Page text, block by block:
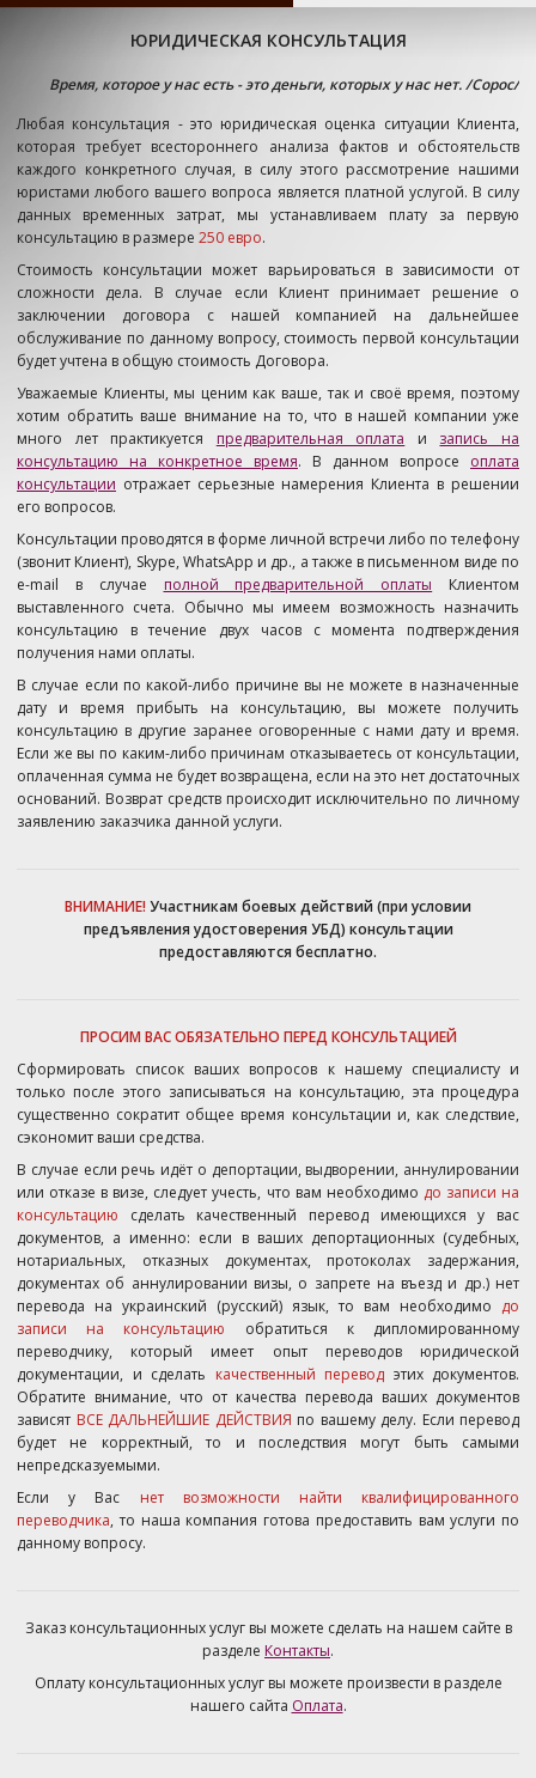
ЮРИДИЧЕСКАЯ КОНСУЛЬТАЦИЯ
Время, которое у нас есть - это деньги, которых у нас нет. /Сорос/
Любая консультация - это юридическая оценка ситуации Клиента,
которая требует всестороннего анализа фактов и обстоятельств
каждого конкретного случая, в силу этого рассмотрение нашими
юристами любого вашего вопроса является платной услугой. В силу
данных временных затрат, мы устанавливаем плату за первую
консультацию в размере 250 евро.
Стоимость консультации может варьироваться в зависимости от
сложности дела. В случае если Клиент принимает решение о
заключении договора с нашей компанией на дальнейшее
обслуживание по данному вопросу, стоимость первой консультации
будет учтена в общую стоимость Договора.
Уважаемые Клиенты, мы ценим как ваше, так и своё время, поэтому
хотим обратить ваше внимание на то, что в нашей компании уже
много лет практикуется предварительная оплата и запись на
консультацию на конкретное время. В данном вопросе оплата
консультации отражает серьезные намерения Клиента в решении
его вопросов.
Консультации проводятся в форме личной встречи либо по телефону
(звонит Клиент), Skype, WhatsApp и др., а также в письменном виде по
e-mail в случае полной предварительной оплаты Клиентом
выставленного счета. Обычно мы имеем возможность назначить
консультацию в течение двух часов с момента подтверждения
получения нами оплаты.
В случае если по какой-либо причине вы не можете в назначенные
дату и время прибыть на консультацию, вы можете получить
консультацию в другие заранее оговоренные с нами дату и время.
Если же вы по каким-либо причинам отказываетесь от консультации,
оплаченная сумма не будет возвращена, если на это нет достаточных
оснований. Возврат средств происходит исключительно по личному
заявлению заказчика данной услуги.
ВНИМАНИЕ!Участникам боевых действий (при условии
предъявления удостоверения УБД) консультации
предоставляются бесплатно.
ПРОСИМ ВАС ОБЯЗАТЕЛЬНО ПЕРЕД КОНСУЛЬТАЦИЕЙ
Сформировать список ваших вопросов к нашему специалисту и
только после этого записываться на консультацию, эта процедура
существенно сократит общее время консультации и, как следствие,
сэкономит ваши средства.
В случае если речь идёт о депортации, выдворении, аннулировании
или отказе в визе, следует учесть, что вам необходимо до записи на
консультацию сделать качественный перевод имеющихся у вас
документов, а именно: если в ваших депортационных (судебных,
нотариальных, отказных документах, протоколах задержания,
документах об аннулировании визы, о запрете на въезд и др.) нет
перевода на украинский (русский) язык, то вам необходимо до
записи на консультацию обратиться к дипломированному
переводчику, который имеет опыт переводов юридической
документации, и сделать качественный перевод этих документов.
Обратите внимание, что от качества перевода ваших документов
зависят ВСЕ ДАЛЬНЕЙШИЕ ДЕЙСТВИЯ по вашему делу. Если перевод
будет не корректный, то и последствия могут быть самыми
непредсказуемыми.
Если у Вас нет возможности найти квалифицированного
переводчика, то наша компания готова предоставить вам услуги по
данному вопросу.
Заказ консультационных услуг вы можете сделать на нашем сайте в
разделе Контакты.
Оплату консультационных услуг вы можете произвести в разделе
нашего сайта Оплата.